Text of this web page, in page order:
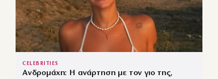
CELEBRITIES
Ανδρομάχη: Η ανάρτηση με τον γιο της,